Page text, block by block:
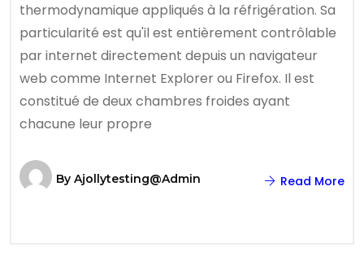
thermodynamique appliqués à la réfrigération. Sa
particularité est qu'il est entièrement contrôlable
par internet directement depuis un navigateur
web comme Internet Explorer ou Firefox. Il est
constitué de deux chambres froides ayant
chacune leur propre
By Ajollytesting@admin Read More